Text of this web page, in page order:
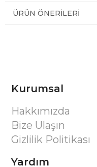
ÜRÜN ÖNERILERI
Kurumsal
Hakkımızda
Bize Ulaşın
Gizlilik Politikası
Yardım